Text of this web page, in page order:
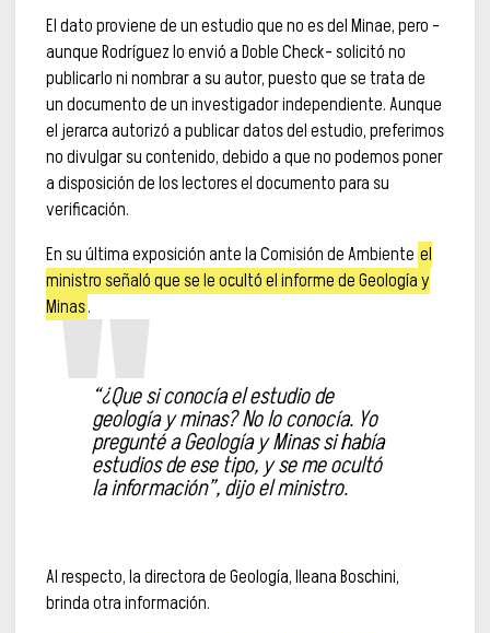
El dato proviene de un estudio que no es del Minae, pero –
aunque Rodríguez lo envió a Doble Check– solicitó no
publicarlo ni nombrar a su autor, puesto que se trata de
un documento de un investigador independiente. Aunque
el jerarca autorizó a publicar datos del estudio, preferimos
no divulgar su contenido, debido a que no podemos poner
a disposición de los lectores el documento para su
verificación.
En su última exposición ante la Comisión de Ambiente el
ministro señaló que se le ocultó el informe de Geología y
Minas.
“¿Que si conocía el estudio de
geología y minas? No lo conocía. Yo
pregunté a Geología y Minas si había
estudios de ese tipo, y se me ocultó
la información”, dijo el ministro.
Al respecto, la directora de Geología, Ileana Boschini,
brinda otra información.